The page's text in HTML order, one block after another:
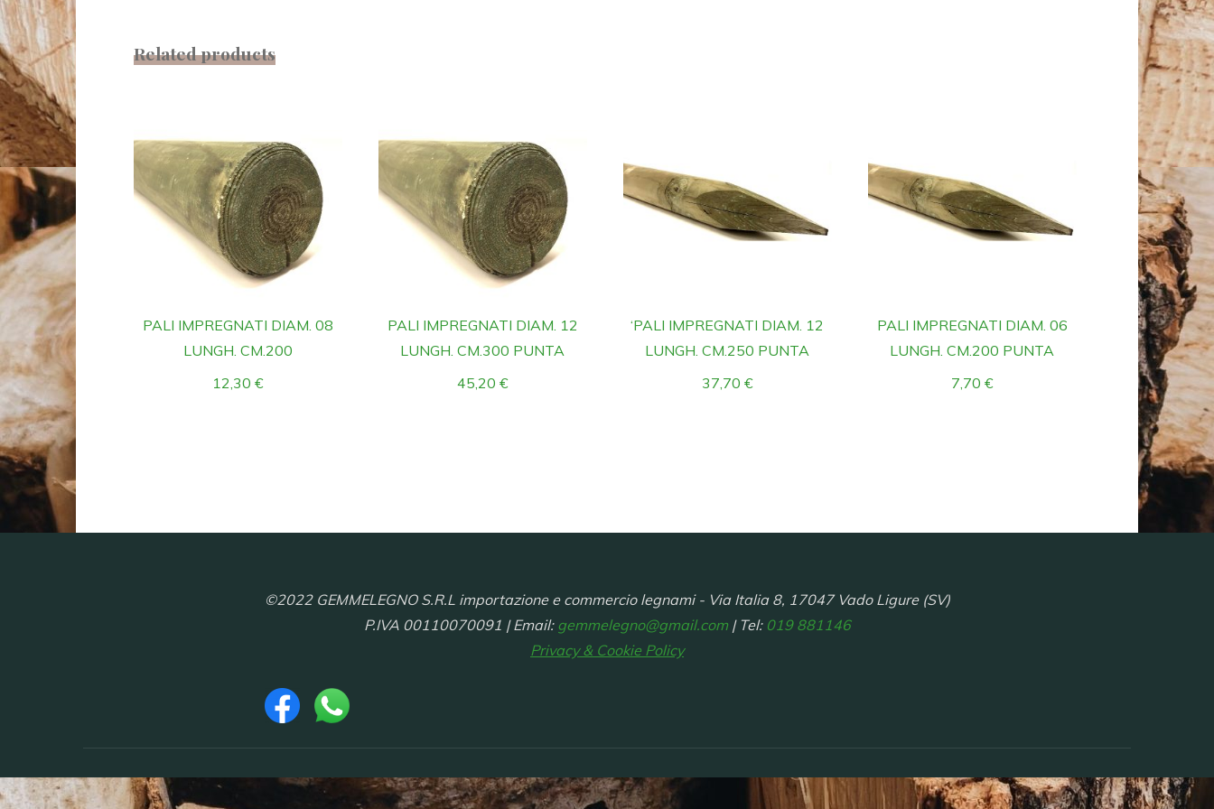
Related products
PALI IMPREGNATI DIAM. 08
LUNGH. CM.200
12,30€
PALI IMPREGNATI DIAM. 12
LUNGH. CM.300 PUNTA
45,20 €
‘PALI IMPREGNATI DIAM. 12
LUNGH. CM.250 PUNTA
37,70 €
PALI IMPREGNATI DIAM. 06
LUNGH. CM.200 PUNTA
7,70 €
©2022 GEMMELEGNO S.R.L importazione e commercio legnami - Via Italia 8, 17047 Vado Ligure (SV)
P.IVA 00110070091 | Email: gemmelegno@gmail.com| Tel: 019 881146
Privacy & Cookie Policy